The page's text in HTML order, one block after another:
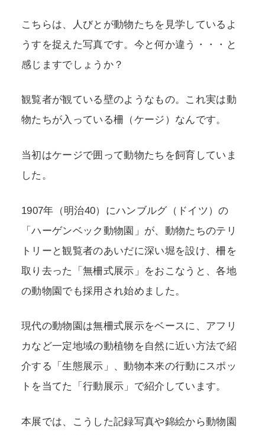
こちらは、人びとが動物たちを見学しているよ
うすを捉えた写真です。今と何か違う・・・と
感じますでしょうか？
観覧者が観ている壁のようなもの。これ実は動
物たちが入っている柵（ケージ）なんです。
当初はケージで囲って動物たちを飼育していま
した。
1907年（明治40）にハンブルグ（ドイツ）の
「ハーゲンベック動物園」が、動物たちのテリ
トリーと観覧者のあいだに深い堀を設け、柵を
取り去った「無柵式展示」をおこなうと、各地
の動物園でも採用され始めました。
現代の動物園は無柵式展示をベースに、アフリ
カなど一定地域の動植物を自然に近い方法で紹
介する「生態展示」、動物本来の行動にスポッ
トを当てた「行動展示」で紹介しています。
本展では、こうした記録写真や錦絵から動物園